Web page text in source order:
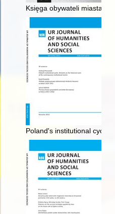
Księga obywateli miasta
Poland's institutional